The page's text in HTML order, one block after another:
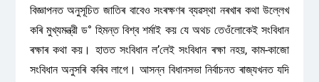
বিজ্ঞাপনত অনুসূচিত জাতিৰ বাবেও সংৰক্ষণৰ ব্যৱস্থা নৰখাৰ কথা উল্লেখ
কৰি মুখ্যমন্ত্রী ড° হিমন্ত বিশ্ব শর্মাই কয় যে অথচ তেওঁলোকেই সংবিধান
ৰক্ষাৰ কথা কয়। হাতত সংবিধান ল’লেই সংবিধান ৰক্ষা নহয়, কাম-কাজো
সংবিধান অনুসৰি কৰিব লাগে। আসন্ন বিধানসভা নির্বাচনত ৰাজ্যখনত যদি